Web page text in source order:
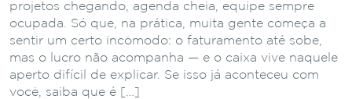
projetos chegando, agenda cheia, equipe sempre
ocupada. Só que, na prática, muita gente começa a
sentir um certo incômodo: o faturamento até sobe,
mas o lucro não acompanha — e o caixa vive naquele
aperto difícil de explicar. Se isso já aconteceu com
você, saiba que é […]